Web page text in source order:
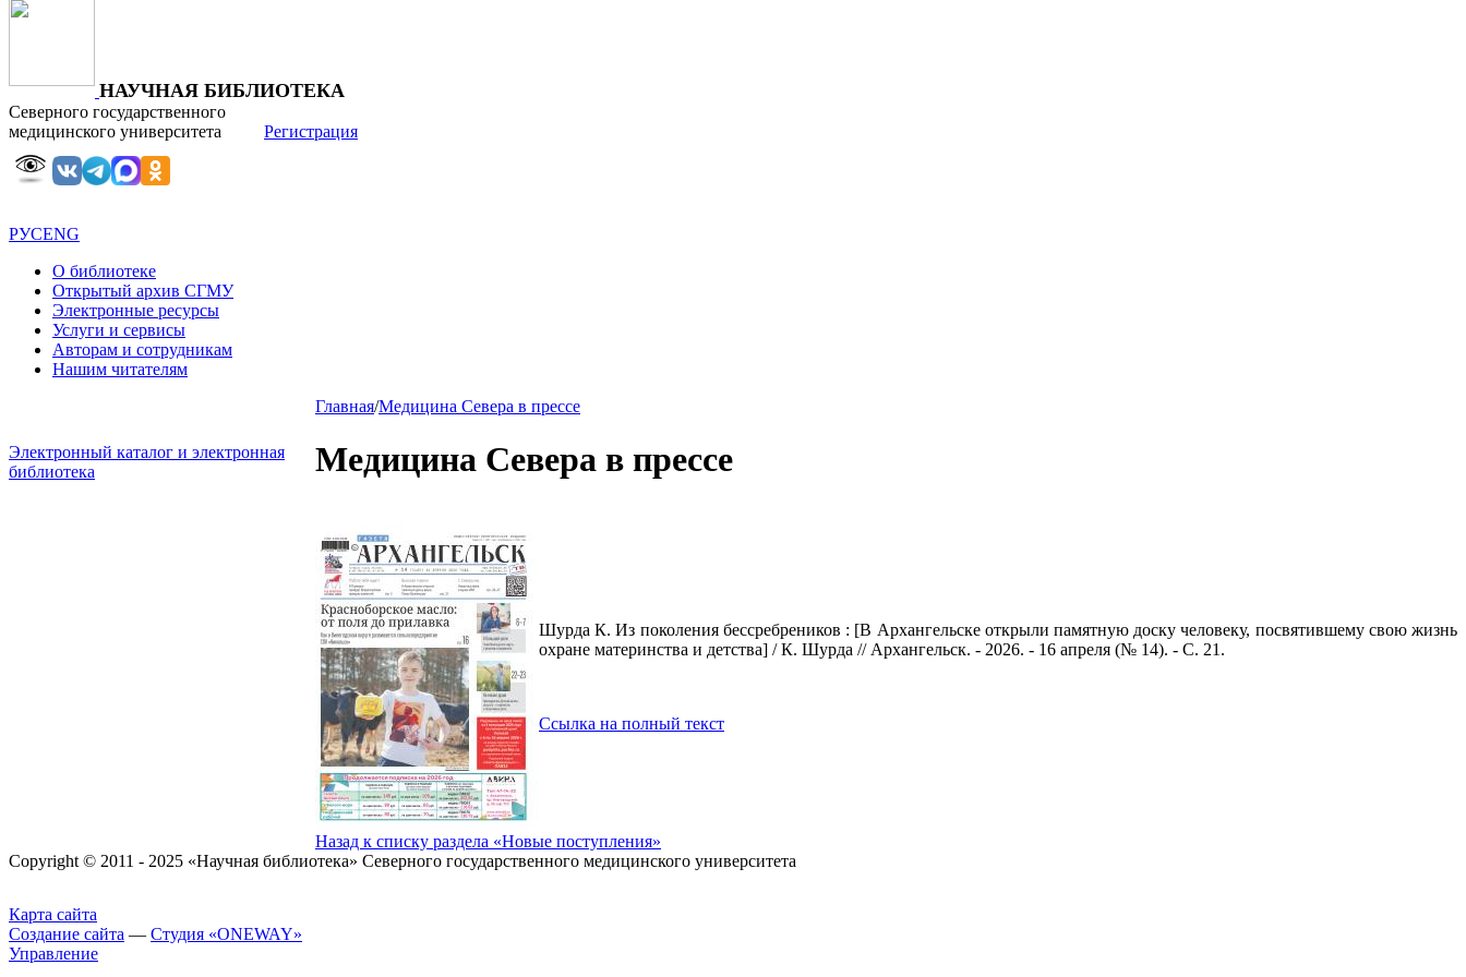
НАУЧНАЯ БИБЛИОТЕКА
Северного государственного
медицинского университета
Регистрация
РУСENG
О библиотеке
Открытый архив СГМУ
Электронные ресурсы
Услуги и сервисы
Авторам и сотрудникам
Нашим читателям
Электронный каталог и электронная
библиотека
Главная/Медицина Севера в прессе
Медицина Севера в прессе
Шурда К. Из поколения бессребреников : [В Архангельске открыли памятную доску человеку, посвятившему свою жизнь
охране материнства и детства] / К. Шурда // Архангельск. - 2026. - 16 апреля (№ 14). - С. 21.
Ссылка на полный текст
Назад к списку раздела «Новые поступления»
Copyright © 2011 - 2025 «Научная библиотека» Северного государственного медицинского университета
Карта сайта
Создание сайта — Студия «ONEWAY»
Управление